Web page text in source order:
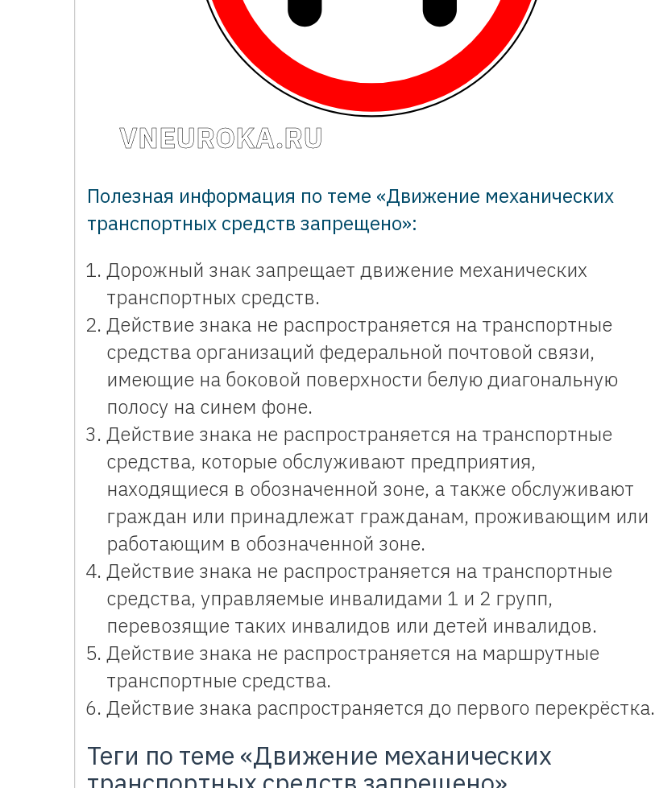
VNEUROKA.RU
Полезная информация по теме «Движение механических
транспортных средств запрещено»:
Дорожный знак запрещает движение механических
транспортных средств.
Действие знака не распространяется на транспортные
средства организаций федеральной почтовой связи,
имеющие на боковой поверхности белую диагональную
полосу на синем фоне.
Действие знака не распространяется на транспортные
средства, которые обслуживают предприятия,
находящиеся в обозначенной зоне, а также обслуживают
граждан или принадлежат гражданам, проживающим или
работающим в обозначенной зоне.
Действие знака не распространяется на транспортные
средства, управляемые инвалидами 1 и 2 групп,
перевозящие таких инвалидов или детей инвалидов.
Действие знака не распространяется на маршрутные
транспортные средства.
Действие знака распространяется до первого перекрёстка.
Теги по теме «Движение механических